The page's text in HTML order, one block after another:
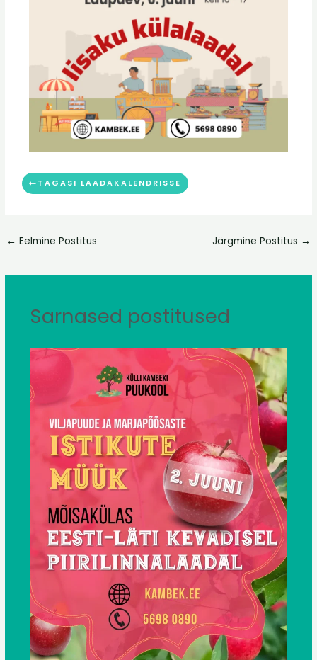
TAGASI LAADAKALENDRISSE
← Eelmine Postitus Järgmine Postitus →
Sarnased postitused